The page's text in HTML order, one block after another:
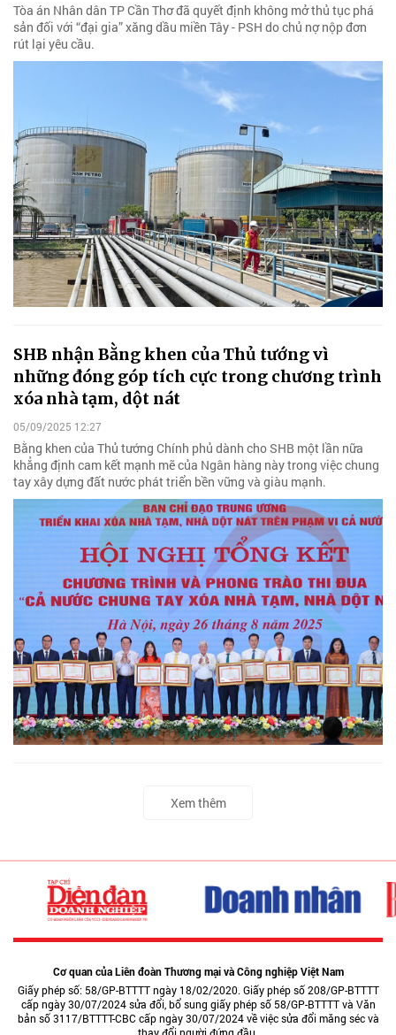
Tòa án Nhân dân TP Cần Thơ đã quyết định không mở thủ tục phá
sản đối với “đại gia” xăng dầu miền Tây - PSH do chủ nợ nộp đơn
rút lại yêu cầu.
SHB nhận Bằng khen của Thủ tướng vì
những đóng góp tích cực trong chương trình
xóa nhà tạm, dột nát
05/09/2025 12:27
Bằng khen của Thủ tướng Chính phủ dành cho SHB một lần nữa
khẳng định cam kết mạnh mẽ của Ngân hàng này trong việc chung
tay xây dựng đất nước phát triển bền vững và giàu mạnh.
Xem thêm
Cơ quan của Liên đoàn Thương mại và Công nghiệp Việt Nam
Giấy phép số: 58/GP-BTTTT ngày 18/02/2020. Giấy phép số 208/GP-BTTTT
cấp ngày 30/07/2024 sửa đổi, bổ sung giấy phép số 58/GP-BTTTT và Văn
bản số 3117/BTTTT-CBC cấp ngày 30/07/2024 về việc sửa đổi măng séc và
thay đổi người đứng đầu.